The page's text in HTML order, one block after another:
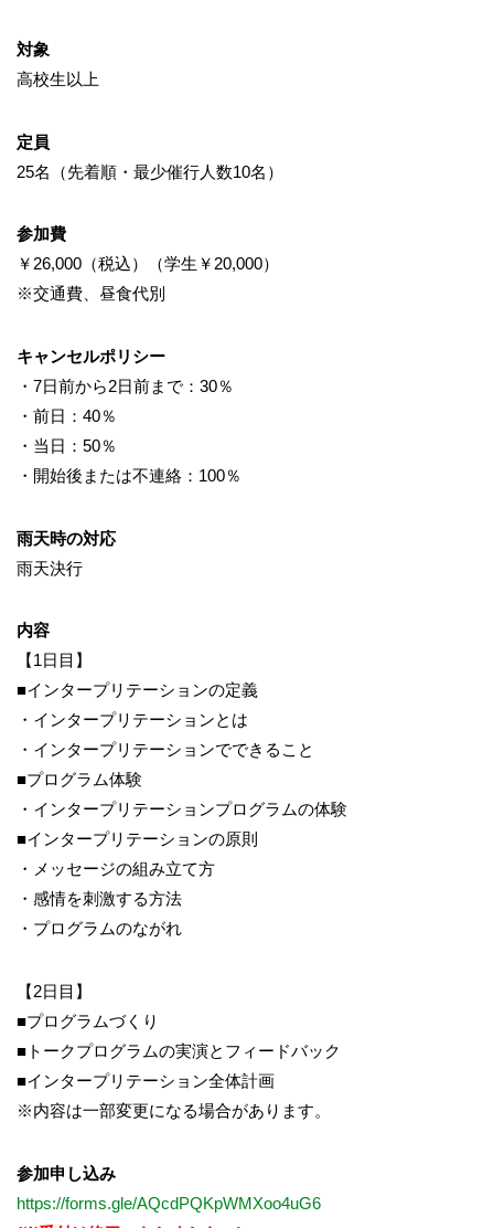
対象
高校生以上
定員
25名（先着順・最少催行人数10名）
参加費
￥26,000（税込）（学生￥20,000）
※交通費、昼食代別
キャンセルポリシー
・7日前から2日前まで：30％
・前日：40％
・当日：50％
・開始後または不連絡：100％
雨天時の対応
雨天決行
内容
【1日目】
■インタープリテーションの定義
・インタープリテーションとは
・インタープリテーションでできること
■プログラム体験
・インタープリテーションプログラムの体験
■インタープリテーションの原則
・メッセージの組み立て方
・感情を刺激する方法
・プログラムのながれ
【2日目】
■プログラムづくり
■トークプログラムの実演とフィードバック
■インタープリテーション全体計画
※内容は一部変更になる場合があります。
参加申し込み
https://forms.gle/AQcdPQKpWMXoo4uG6